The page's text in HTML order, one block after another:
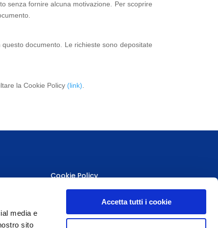
media e
sito
Accetta tutti i cookie
senza fornire alcuna motivazione. Per scoprire
documento. Le richieste sono depositate
la Cookie Policy (link)
Cookie Policy
Privacy Policy